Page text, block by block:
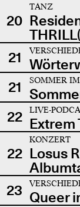
20
TANZ
21
21
SOMMER
22
LIVE-
Extrem
22
KONZERT
Losus
23 Queer